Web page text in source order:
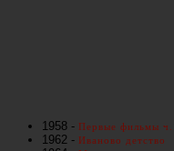
1958 - Первые фильмы
1962 - Иваново детство